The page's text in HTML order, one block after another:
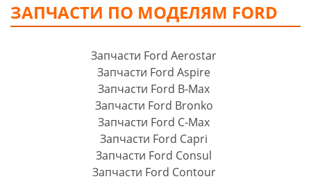
ЗАПЧАСТИ ПО МОДЕЛЯМ FORD
Запчасти Ford Aerostar
Запчасти Ford Aspire
Запчасти Ford B-Max
Запчасти Ford Bronko
Запчасти Ford C-Max
Запчасти Ford Capri
Запчасти Ford Consul
Запчасти Ford Contour